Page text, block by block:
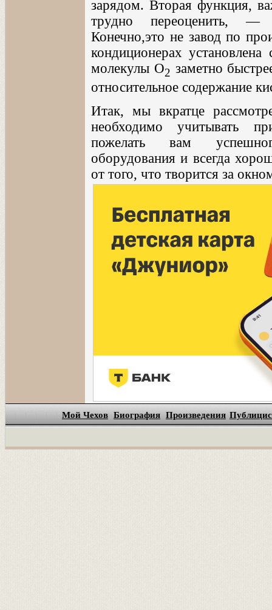
зарядом. Вторая функция,
трудно переоценить, —
Конечно,это не завод по
кондиционерах
молекулы O2 заметно
относительное содержание
Итак, мы вкратце
необходимо учитывать
пожелать вам
оборудования и всегда
от того, что творится за
Мой Чехов Биография Произведения